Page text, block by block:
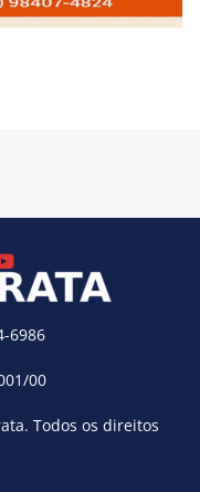
6986
00
. Todos os direitos